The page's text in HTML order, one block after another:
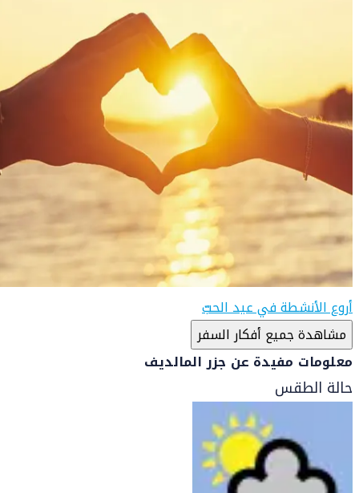
أروع الأنشطة في عيد الحبّ
مشاهدة جميع أفكار السفر
معلومات مفيدة عن جزر المالديف
حالة الطقس